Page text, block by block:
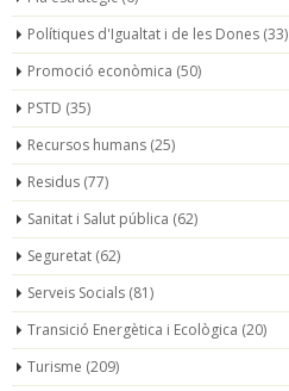
Polítiques d'Igualtat i de les Dones (33)
Promoció econòmica (50)
PSTD (35)
Recursos humans (25)
Residus (77)
Sanitat i Salut pública (62)
Seguretat (62)
Serveis Socials (81)
Transició Energètica i Ecològica (20)
Turisme (209)